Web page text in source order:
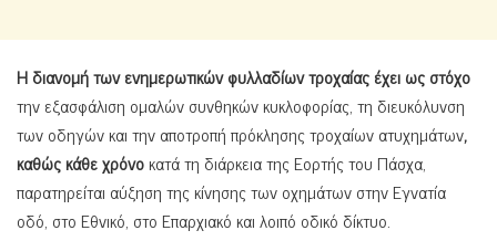
Η διανομή των ενημερωτικών φυλλαδίων τροχαίας έχει ως στόχο
την εξασφάλιση ομαλών συνθηκών κυκλοφορίας, τη διευκόλυνση
των οδηγών και την αποτροπή πρόκλησης τροχαίων ατυχημάτων,
καθώς κάθε χρόνοκατά τη διάρκεια της Εορτής του Πάσχα,
παρατηρείται αύξηση της κίνησης των οχημάτων στην Εγνατία
οδό, στο Εθνικό, στο Επαρχιακό και λοιπό οδικό δίκτυο.